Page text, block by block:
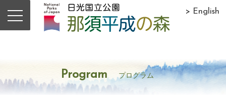
> English
Program プログラム